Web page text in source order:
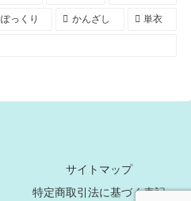
ぽっくり かんざし 単衣
サイトマップ
特定商取引法に基づく表記